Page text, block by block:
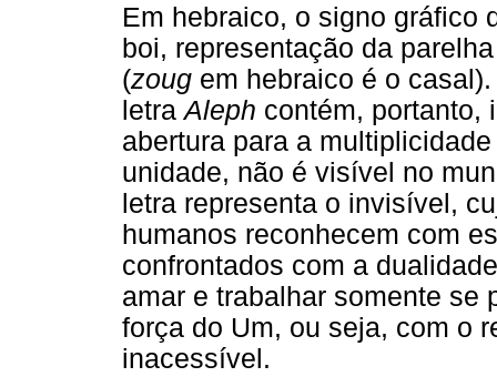
Em hebraico, o signo gráfico
boi, representação da
(zoug em hebraico é o
letraAleph contém, portanto,
abertura para a
unidade, não é visível no
letra representa o invisível,
humanos reconhecem com
confrontados com a
amar e trabalhar somente se
força do Um, ou seja, com o
inacessível.